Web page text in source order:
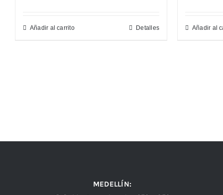
Añadir al carrito Detalles Añadir al
MEDELLÍN: